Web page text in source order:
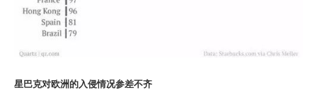
星巴克对欧洲的入侵情况参差不齐